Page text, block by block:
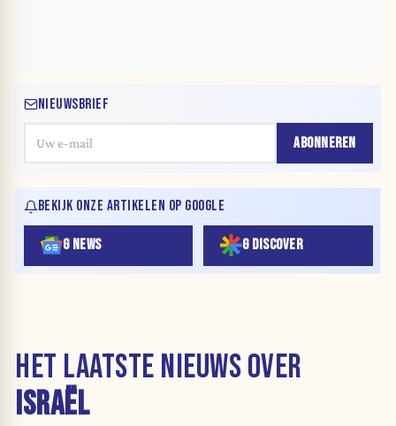
NIEUWSBRIEF
ABONNEREN
BEKIJK ONZE ARTIKELEN OP GOOGLE
G NEWS G DISCOVER
HET LAATSTE NIEUWS OVER
ISRAËL